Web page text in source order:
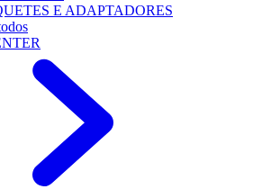
E ADAPTADORES